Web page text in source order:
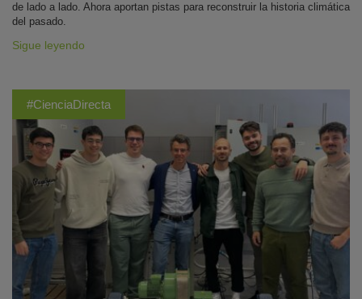
de lado a lado. Ahora aportan pistas para reconstruir la historia climática
del pasado.
Sigue leyendo
#CienciaDirecta